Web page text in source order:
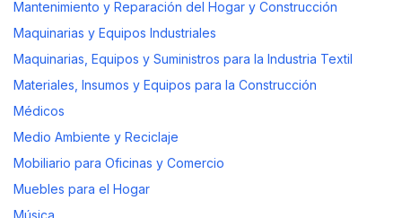
Mantenimiento y Reparación del Hogar y Construcción
Maquinarias y Equipos Industriales
Maquinarias, Equipos y Suministros para la Industria Textil
Materiales, Insumos y Equipos para la Construcción
Médicos
Medio Ambiente y Reciclaje
Mobiliario para Oficinas y Comercio
Muebles para el Hogar
Música